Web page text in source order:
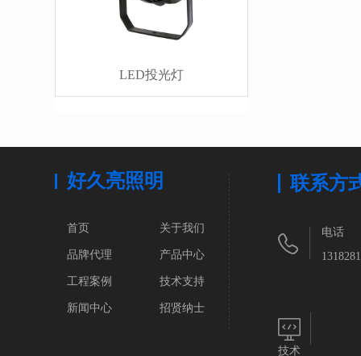
LED投光灯
好久亮照明
首页 关于我们
品牌代理 产品中心
工程案例 技术支持
新闻中心 招贤纳士
联系方
电话
技术